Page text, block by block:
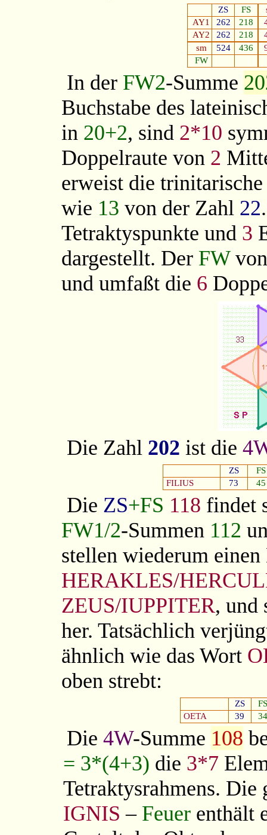
ZS FS
AY1
262 218
AY2
262 218
sm
524 436
FW
In der FW2-Summe
Buchstabe des
in 20+2, sind 2*10
Doppelraute von 2
erweist die
wie 13 von der Zahl 22
Tetraktyspunkte und 3
dargestellt. Der FW
und umfaßt die 6
Die Zahl 202 ist die
ZS
FS
FILIUS
73 45
Die ZS+FS 118 findet
FW1/2-Summen 112
stellen wiederum einen
HERAKLES/
ZEUS/IUPPITER, und
her. Tatsächlich
ähnlich wie das Wort
oben strebt:
ZS
FS
OETA
39 34
Die 4W-Summe 108
= 3*(4+3) die 3*7
Tetraktysrahmens. Die
IGNIS – Feuer enthält